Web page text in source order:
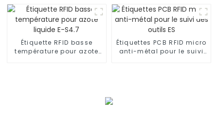
M6025
Étiquette RFID basse
température pour azote
Étiquettes PCB RFID micro
anti-métal pour le suivi